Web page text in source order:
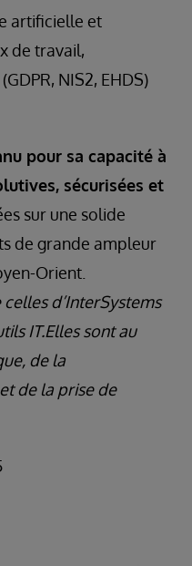
artificielle et
de travail,
NIS2, EHDS)
pour sa capacité à
sécurisées et
sur une solide
de grande ampleur
Orient.
d’InterSystems
IT.Elles sont au
de la
de la prise de